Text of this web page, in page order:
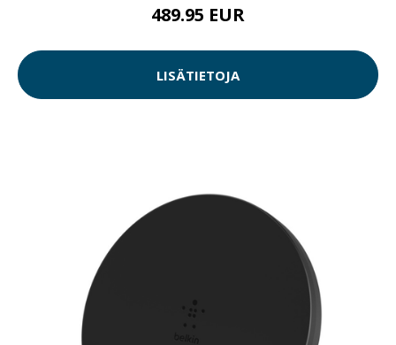
489.95 EUR
LISÄTIETOJA